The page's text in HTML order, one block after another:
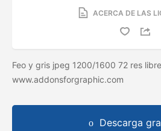
ACERCA DE LAS
Feo y gris jpeg 1200/1600 72 res
www.addonsforgraphic.com
Descarga